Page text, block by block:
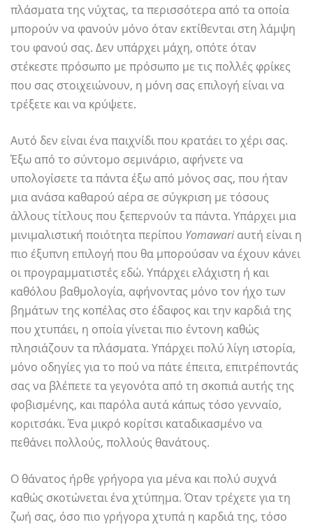
πλάσματα της νύχτας, τα περισσότερα από τα οποία
μπορούν να φανούν μόνο όταν εκτίθενται στη λάμψη
του φανού σας. Δεν υπάρχει μάχη, οπότε όταν
στέκεστε πρόσωπο με πρόσωπο με τις πολλές φρίκες
που σας στοιχειώνουν, η μόνη σας επιλογή είναι να
τρέξετε και να κρύψετε.
Αυτό δεν είναι ένα παιχνίδι που κρατάει το χέρι σας.
Έξω από το σύντομο σεμινάριο, αφήνετε να
υπολογίσετε τα πάντα έξω από μόνος σας, που ήταν
μια ανάσα καθαρού αέρα σε σύγκριση με τόσους
άλλους τίτλους που ξεπερνούν τα πάντα. Υπάρχει μια
μινιμαλιστική ποιότητα περίπου Yomawari αυτή είναι η
πιο έξυπνη επιλογή που θα μπορούσαν να έχουν κάνει
οι προγραμματιστές εδώ. Υπάρχει ελάχιστη ή και
καθόλου βαθμολογία, αφήνοντας μόνο τον ήχο των
βημάτων της κοπέλας στο έδαφος και την καρδιά της
που χτυπάει, η οποία γίνεται πιο έντονη καθώς
πλησιάζουν τα πλάσματα. Υπάρχει πολύ λίγη ιστορία,
μόνο οδηγίες για το πού να πάτε έπειτα, επιτρέποντάς
σας να βλέπετε τα γεγονότα από τη σκοπιά αυτής της
φοβισμένης, και παρόλα αυτά κάπως τόσο γενναίο,
κοριτσάκι. Ένα μικρό κορίτσι καταδικασμένο να
πεθάνει πολλούς, πολλούς θανάτους.
Ο θάνατος ήρθε γρήγορα για μένα και πολύ συχνά
καθώς σκοτώνεται ένα χτύπημα. Όταν τρέχετε για τη
ζωή σας, όσο πιο γρήγορα χτυπά η καρδιά της, τόσο